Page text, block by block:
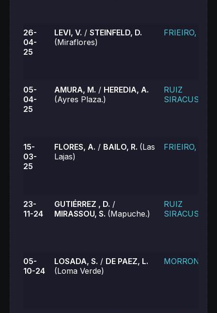
26-
04-
25
LEVI, V. / STEINFELD, D.
(Miraflores)
FRIEIRO, L.
05-
04-
25
AMURA, M. / HEREDIA, A.
(Ayres Plaza.)
RUIZ
SIRACUSA, V.
15-
03-
25
FLORES, A. / BAILO, R. (Las
Lajas)
FRIEIRO, L.
23-
11-24
GUTIÉRREZ , D. /
MIRASSOU, S. (Mapuche.)
RUIZ
SIRACUSA, V.
05-
10-24
LOSADA, S. / DE PAEZ, L.
(Loma Verde)
MORRONE ,